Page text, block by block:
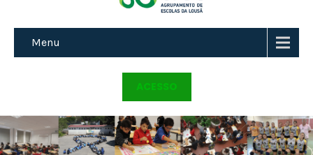
Menu
ACESSO